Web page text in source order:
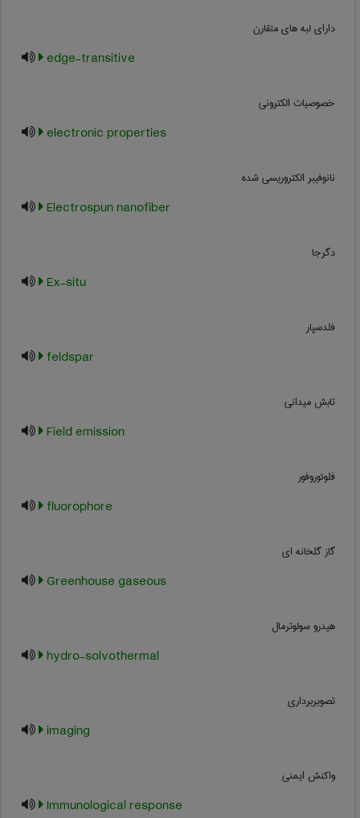
دارای لبه های متقارن
edge-transitive
خصوصیات الکترونی
electronic properties
نانوفیبر الکتروریسی شده
Electrospun nanofiber
دگرجا
Ex-situ
فلدسپار
feldspar
تابش میدانی
Field emission
فلوئوروفور
fluorophore
گاز گلخانه ای
Greenhouse gaseous
هیدرو سولوترمال
hydro-solvothermal
تصویربرداری
imaging
واکنش ایمنی
Immunological response